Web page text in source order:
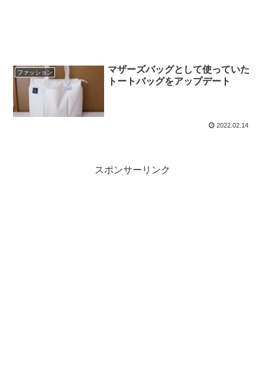
ファッション
マザーズバッグとして使っていた
トートバッグをアップデート
2022.02.14
スポンサーリンク